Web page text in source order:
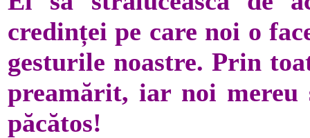
credinței pe care noi o
gesturile noastre. Prin
preamărit, iar noi mereu
păcătos!